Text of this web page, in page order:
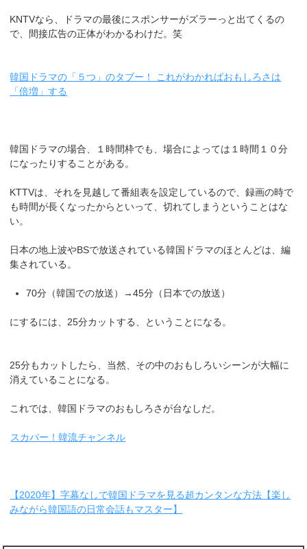
KNTVなら、ドラマの最後にスポンサーがズラーっと出てくるの
で、間接広告の正体がわかるわけだ。笑
韓国ドラマの「５つ」のタブー！ これがわかればおもしろさは
「倍増」する
韓国ドラマの場合、１時間枠でも、場合によっては１時間１０分
になったりすることがある。
KTTVは、それを見越して番組表を設定しているので、録画の時で
も時間が長くなったからといって、切れてしまうということはな
い。
日本の地上波やBSで放送されている韓国ドラマのほとんどは、編
集されている。
70分（韓国での放送）→45分（日本での放送）
にするには、25分カットする、ということになる。
25分もカットしたら、当然、その中のおもしろいシーンが大幅に
消えていることになる。
これでは、韓国ドラマのおもしろさが台なしだ。
スカパー！韓流チャンネル
【2020年】字幕なしで韓国ドラマを見る超カンタンな方法【楽し
みながら韓国語の日常会話もマスター】